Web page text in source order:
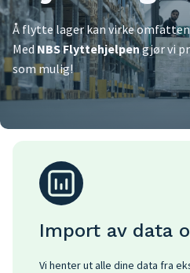
Å flytte lager kan virke
Med NBS Flyttehjelpengjør vi
som mulig!
Import av data
Vi henter ut alle dine data fra